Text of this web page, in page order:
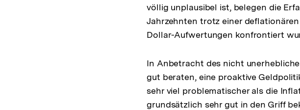
völlig unplausibel ist, belegen die
Jahrzehnten trotz einer
Dollar-Aufwertungen konfrontiert
In Anbetracht des nicht
gut beraten, eine proaktive
sehr viel problematischer als die
grundsätzlich sehr gut in den Griff